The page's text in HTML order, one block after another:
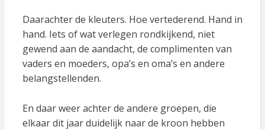
Daarachter de kleuters. Hoe vertederend. Hand in
hand. Iets of wat verlegen rondkijkend, niet
gewend aan de aandacht, de complimenten van
vaders en moeders, opa’s en oma’s en andere
belangstellenden.
En daar weer achter de andere groepen, die
elkaar dit jaar duidelijk naar de kroon hebben